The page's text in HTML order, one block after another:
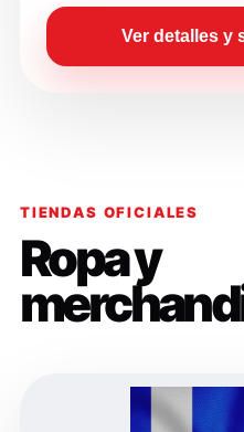
Ver detalles y
TIENDAS OFICIALES
Ropa y